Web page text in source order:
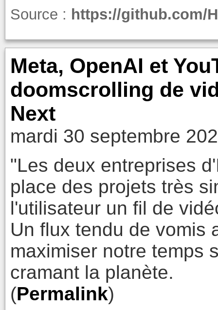
Source : https://github.com/
Meta, OpenAI et
doomscrolling de
Next
mardi 30 septembre
"Les deux entreprises
place des projets très
l'utilisateur un fil de
Un flux tendu de vomis
maximiser notre temps
cramant la planète.
(Permalink)